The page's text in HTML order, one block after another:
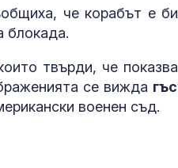
че корабът е
блокада.
твърди, че
се вижда
военен съд.
от Украйна ще се
За милиони евро:
Продават шест
острова на
и Кавала